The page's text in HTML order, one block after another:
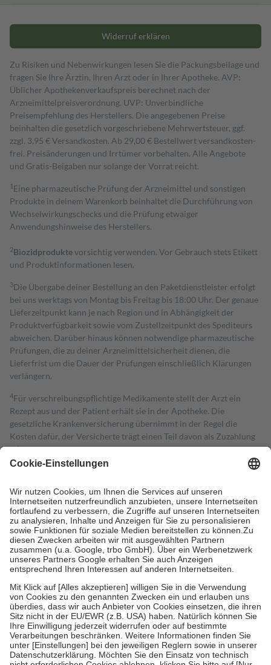
Widerruf erklären
Zu Risiken und Nebenwirkungen lesen Sie die Packungsbeilage und
fragen Sie Ihre Ärztin, Ihren Arzt oder in Ihrer Apotheke. AVP:
Üblicher Apothekenverkaufspreis berechnet nach der
Arzneimittelpreisverordnung. UVP: Unverbindliche
Preisempfehlung des Herstellers. Die angegebenen Preise
beinhalten die gesetzlich vorgeschriebene Mehrwertsteuer, ggf.
zzgl. 3,95 € Versandkosten. Ab 29,00 € Bestell­wert versand­kosten­
frei. Preisänderungen und Irrtümer vorbehalten. Alle Angebote
und Gratis-Beigaben nur solange der Vorrat reicht.
1 Eine pharmazeutische Prüfung der Arzneimittel und sonstigen
Produkte in deinem Warenkorb beinhaltet die Durchführung von
Wechselwirkungschecks und die Prüfung etwaiger
Anwendungshinweise des Herstellers.
2Biozidproduktevorsichtig verwenden. Vor Gebrauch stets Etikett
und Produktinformationen lesen.
3Die Übergabe deiner Bestellung an den Paketdienstleister erfolgt
bei uns werktags von Montag bis Freitag bis 18:00 Uhr. Der genaue
Lieferzeitpunkt kann je nach Region und in Abhängigkeit der
Produktverfügbarkeit sowie vom Zustellzeitpunkt des Spediteurs
abweichen. Darüber hinaus können notwendige pharmazeutische
Prüfungen, die zu deiner Arzneimittelsicherheit dienen, die
Lieferfrist um die Dauer der Prüfungen einschließlich Klärungen
verlängern.
4Für verschreibungspflichtige Medikamente stellt der Arzt ein
Rezept aus und der Patient erhält sie in der Apotheke. Die
gesetzliche Krankenversicherung übernimmt in der Regel die
Kosten dafür, der Versicherte trägt einen Teil davon als Zuzahlung
mit.
Grundsätzlich leisten Mitglieder Zuzahlungen in Höhe von zehn
höchstens zehn Euro.
Es sind jedoch nie mehr als die tatsächlichen
Kosten der Leistung zu entrichten.
Diese Regeln gelten grundsätzlich auch für Online-Apotheken.
Bei Heilmitteln und häuslicher Krankenpflege beträgt die
Zuzahlung zehn Prozent der Kosten sowie zehn Euro je
Verordnung.
Um das Engagement der Versicherten für ihre eigene Gesundheit zu
stärken und die besondere Stellung der Familie zu unterstützen,
fallenkeine Zuzahlungenan bei:
• Kindern und Jugendlichen bis zum vollendeten 18. Lebensjahr
mit Ausnahme der Fahrkosten
• Untersuchungen zur Vorsorge und Früherkennung, die von der
GKV getragen werden
• empfohlenen Schutzimpfungen